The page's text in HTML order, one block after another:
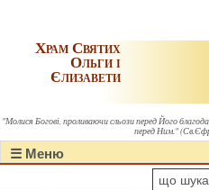
Храм Святих
Ольги і
Єлизавети
"Молися Богові, проливаючи сльози перед Його
перед Ним."